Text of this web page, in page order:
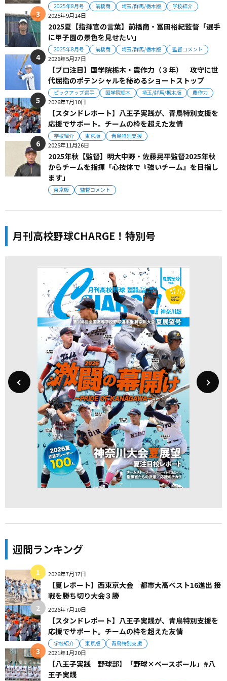
2025年8月号 前橋商 埼玉/群馬/栃木版 学校紹介
2025年9月14日
2025夏【指揮官の言葉】前橋商・冨田裕紀監督「選手
に甲子園の景色を見せたい」
2025年8月号 前橋商 埼玉/群馬/栃木版 監督コメント
2026年5月27日
【プロ注目】国学院栃木・農作力（３年） 攻守に世
代屈指のポテンシャルを秘めるショートストップ
ピックアップ選手 国学院栃木 埼玉/群馬/栃木版 農作力
2026年7月10日
【スタンドレポート】八王子実践が、青鳥特別支援を
応援でサポート。チームの枠を超えた友情
学校紹介 東京版 青鳥特別支援
2025年11月26日
2025年秋【監督】明大中野・佐藤晃平監督2025年秋
からチームを指揮「心技体で『強いチーム』を目指し
ます」
東京版 監督コメント
月刊高校野球CHARGE！特別号
週間ランキング
2026年7月17日
【夏レポート】西東京大会 都市大高ベスト16進出 接
戦を勝ち切り大会３勝
2026年7月10日
【スタンドレポート】八王子実践が、青鳥特別支援を
応援でサポート。チームの枠を超えた友情
学校紹介 東京版 青鳥特別支援
2021年1月20日
【八王子実践 野球部】「野球×ベースボール」#八
王子実践